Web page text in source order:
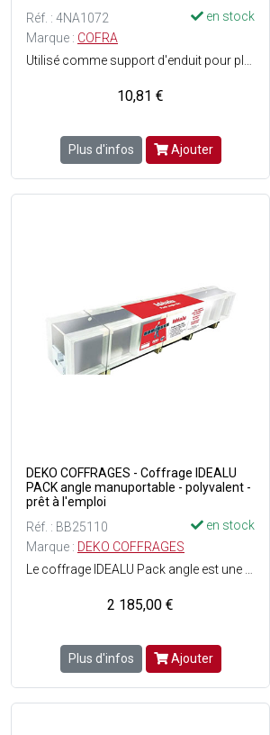
Réf. : 4NA1072
en stock
Marque : COFRA
10,81 €
Plus d'infos Ajouter
DEKO COFFRAGES - Coffrage IDEALU
PACK angle manuportable - polyvalent -
prêt à l'emploi
Réf. : BB25110
en stock
Marque : DEKO COFFRAGES
2 185,00 €
Plus d'infos Ajouter